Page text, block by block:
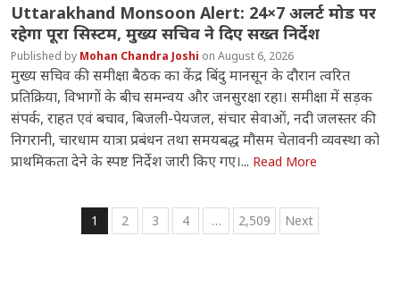
Uttarakhand Monsoon Alert: 24×7 अलर्ट मोड पर
रहेगा पूरा सिस्टम, मुख्य सचिव ने दिए सख्त निर्देश
Mohan Chandra Joshi August 6, 2026
मुख्य सचिव की समीक्षा बैठक का केंद्र बिंदु मानसून के दौरान त्वरित
प्रतिक्रिया, विभागों के बीच समन्वय और जनसुरक्षा रहा। समीक्षा में सड़क
संपर्क, राहत एवं बचाव, बिजली-पेयजल, संचार सेवाओं, नदी जलस्तर की
निगरानी, चारधाम यात्रा प्रबंधन तथा समयबद्ध मौसम चेतावनी व्यवस्था को
प्राथमिकता देने के स्पष्ट निर्देश जारी किए गए।... Read More
Posts
1 2 3 4 … 2,509 Next